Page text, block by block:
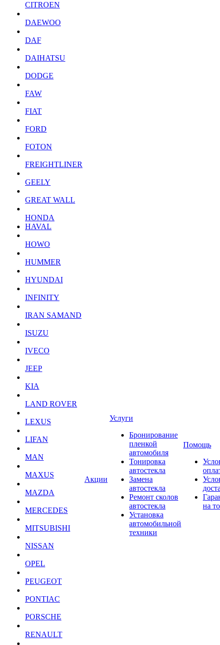
CITROEN
DAEWOO
DAF
DAIHATSU
DODGE
FAW
FIAT
FORD
FOTON
FREIGHTLINER
GEELY
GREAT WALL
HONDA
HAVAL
HOWO
HUMMER
HYUNDAI
INFINITY
IRAN SAMAND
ISUZU
IVECO
JEEP
KIA
LAND ROVER
LEXUS
LIFAN
MAN
MAXUS
MAZDA
MERCEDES
MITSUBISHI
NISSAN
OPEL
PEUGEOT
PONTIAC
PORSCHE
RENAULT
Акции
Услуги
Бронирование
пленкой
автомобиля
Тонировка
автостекла
Замена
автостекла
Ремонт сколов
автостекла
Установка
автомобильной
техники
Помощь
на